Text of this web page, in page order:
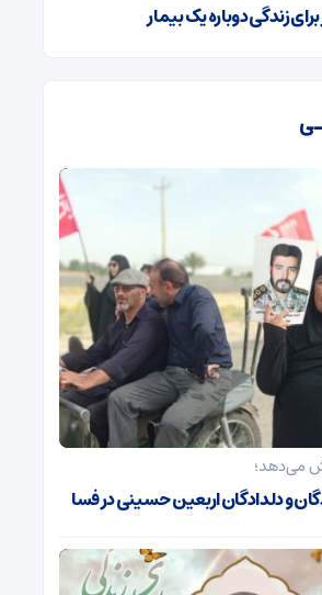
زندگی دوباره یک بیمار
می‌دهد؛
و دلدادگان اربعین حسینی در فسا